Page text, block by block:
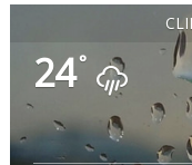
24°